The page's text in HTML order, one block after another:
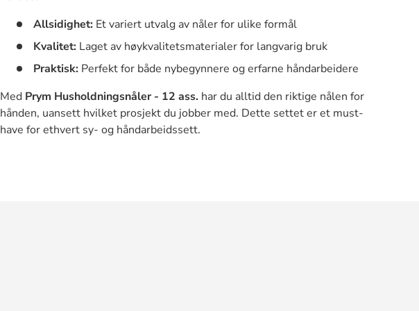
Allsidighet: Et variert utvalg av nåler for ulike formål
Kvalitet: Laget av høykvalitetsmaterialer for langvarig bruk
Praktisk: Perfekt for både nybegynnere og erfarne håndarbeidere
Med Prym Husholdningsnåler - 12 ass. har du alltid den riktige nålen for
hånden, uansett hvilket prosjekt du jobber med. Dette settet er et must-
have for ethvert sy- og håndarbeidssett.